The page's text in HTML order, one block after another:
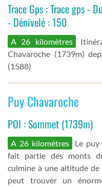
Trace Gps : Trace gps -
- Dénivelé : 150
A 26 kilomètres
Chavaroche (1739m)
(1588)
Puy Chavaroche
POI : Sommet (1739m)
A 26 kilomètres
Le puy
fait partie des monts
culmine à une altitude
peut trouver un